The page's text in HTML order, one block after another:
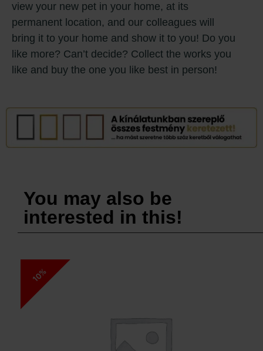
view your new pet in your home, at its
permanent location, and our colleagues will
bring it to your home and show it to you! Do you
like more? Can’t decide? Collect the works you
like and buy the one you like best in person!
You may also be
interested in this!
10%